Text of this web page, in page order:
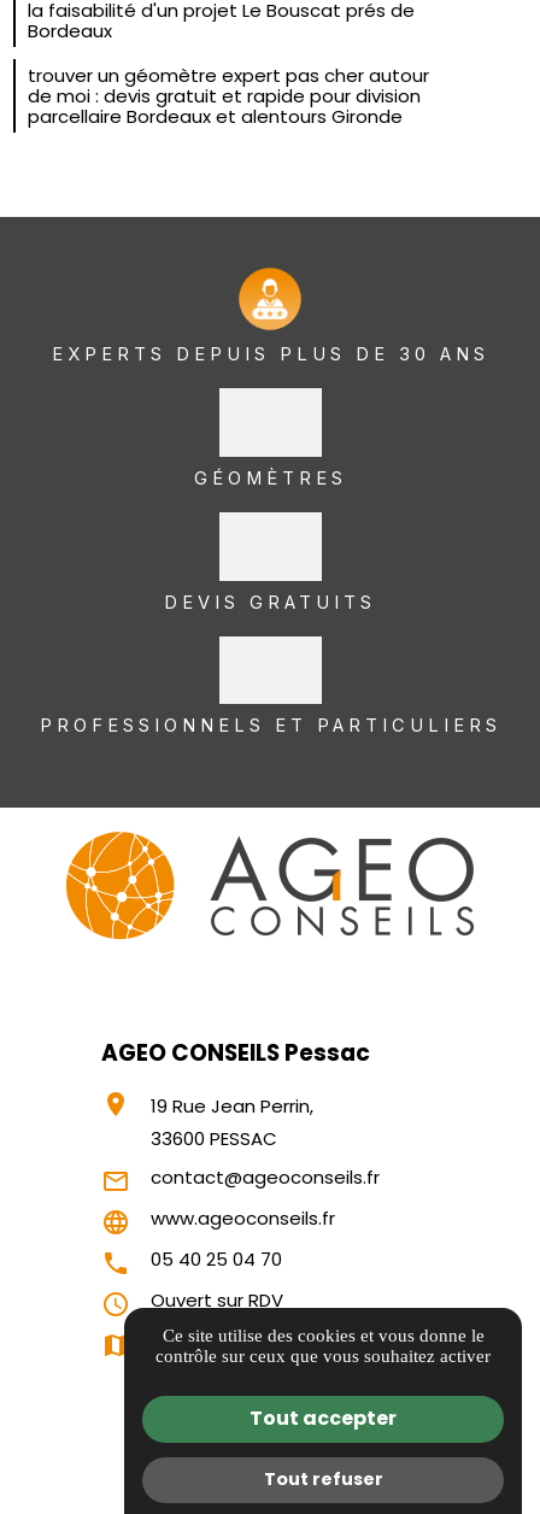
la faisabilité d'un projet Le Bouscat prés de
Bordeaux
trouver un géomètre expert pas cher autour
de moi : devis gratuit et rapide pour division
parcellaire Bordeaux et alentours Gironde
EXPERTS DEPUIS PLUS DE 30 ANS
GÉOMÈTRES
DEVIS GRATUITS
PROFESSIONNELS ET PARTICULIERS
AGEO CONSEILS Pessac
location_on
19 Rue Jean Perrin,
33600 PESSAC
mail_outline contact@ageoconseils.fr
language www.ageoconseils.fr
phone 05 40 25 04 70
query_builder Ouvert sur RDV
map Itinéraire
Ce site utilise des cookies et vous donne le
contrôle sur ceux que vous souhaitez activer
Tout accepter
Tout refuser